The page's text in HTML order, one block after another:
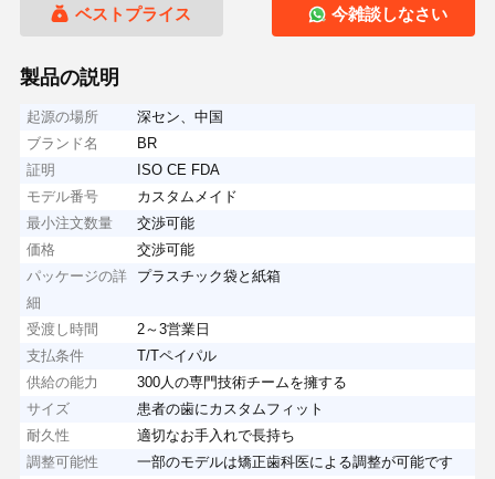
ベストプライス 今雑談しなさい
製品の説明
起源の場所
深セン、中国
ブランド名
BR
証明
ISO CE FDA
モデル番号
カスタムメイド
最小注文数量
交渉可能
価格
交渉可能
パッケージの詳
細
プラスチック袋と紙箱
受渡し時間
2～3営業日
支払条件
T/Tペイパル
供給の能力
300人の専門技術チームを擁する
サイズ
患者の歯にカスタムフィット
耐久性
適切なお手入れで長持ち
調整可能性
一部のモデルは矯正歯科医による調整が可能です